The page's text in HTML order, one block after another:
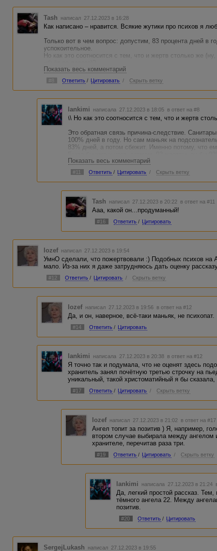
Tash написал 27.12.2023 в 16:28
Как написано – нравится. Всякие жутики про психов я
Только вот в чем вопрос: допустим, 83 процента дней в
успокоительное.
Но как это соотносится с тем, что и жертв столько же
Я поняла, что цифры приходят просто в голову. И
цифрами связаны, а с голосами. В данном случае, двери.
Или я не поняла ещё что-то
Показать весь комментарий
#8 Ответить / Цитировать / Скрыть ветку
lankimi написала 27.12.2023 в 18:05 в ответ на #8
\\ Но как это соотносится с тем, что и жертв
Это обратная связь причина-следствие.
100% дней в году. Но сам маньяк на
83% дней, а потом сбежит. Именно потому, что
Показать весь комментарий
#11 Ответить / Цитировать / Скрыть ветку
Tash написал 27.12.2023 в 20:22 в ответ на #11
Ааа, какой он...продуманный!
#16 Ответить / Цитировать
Iozef написал 27.12.2023 в 19:54
УмнО сделали, что пожертвовали :) Подобных психов на
мало. Из-за них я даже затрудняюсь дать оценку
#12 Ответить / Цитировать / Скрыть ветку
Iozef написал 27.12.2023 в 19:56 в ответ на #12
Да, и он, наверное, всё-таки маньяк, не психопат.
#14 Ответить / Цитировать
lankimi написала 27.12.2023 в 20:38 в ответ на #12
Я точно так и подумала, что не оценят здесь
хранитель занял почётную третью строчку на
уникальный, такой христоматийный я бы
#17 Ответить / Цитировать / Скрыть ветку
Iozef написал 27.12.2023 в 21:02 в ответ на #17
Ангел топит за позитив ) Я, например,
втором случае выбирала между
хранителе, перечитав раза три.
#19 Ответить / Цитировать / Скрыть ветку
lankimi написала 27.12.2023 в 21:24
Да, легкий простой рассказ.
тёмного ангела 22. Между
позитив.
#20 Ответить / Цитировать
SergejLukash написал 27.12.2023 в 19:55